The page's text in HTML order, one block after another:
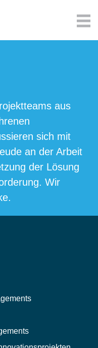
aus
sich mit
an der Arbeit
der Lösung
Wir